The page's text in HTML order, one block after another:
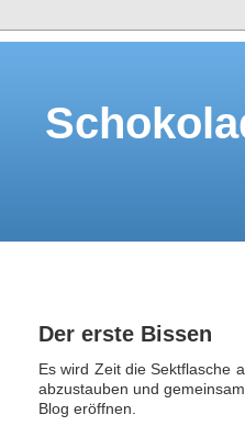
Der erste Bissen
Es wird Zeit die Sektflasche
abzustauben und
Blog eröffnen.